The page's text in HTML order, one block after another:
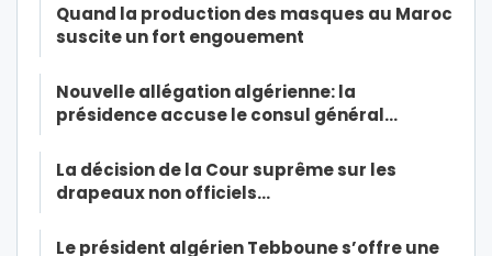
Quand la production des masques au Maroc
suscite un fort engouement
Nouvelle allégation algérienne: la
présidence accuse le consul général…
La décision de la Cour suprême sur les
drapeaux non officiels…
Le président algérien Tebboune s’offre une